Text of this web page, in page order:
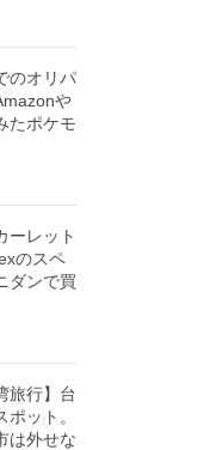
のオリパ
や
たポケモ
ーレット
のスペ
ダンで買
旅行】台
ット。
は外せな